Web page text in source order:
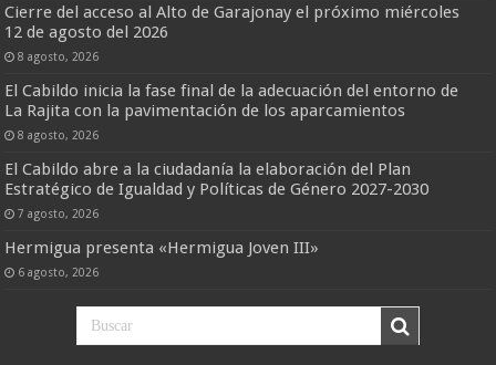
Cierre del acceso al Alto de Garajonay el próximo miércoles
12 de agosto del 2026
8 agosto, 2026
El Cabildo inicia la fase final de la adecuación del entorno de
La Rajita con la pavimentación de los aparcamientos
8 agosto, 2026
El Cabildo abre a la ciudadanía la elaboración del Plan
Estratégico de Igualdad y Políticas de Género 2027-2030
7 agosto, 2026
Hermigua presenta «Hermigua Joven III»
6 agosto, 2026